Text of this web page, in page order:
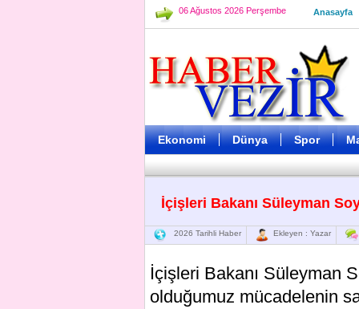
06 Ağustos 2026 Perşembe Anasayfa
Ekonomi Dünya Spor
İçişleri Bakanı Süleyman
2026 Tarihli Haber Ekleyen : Yazar
İçişleri Bakanı Süleyman
olduğumuz mücadelenin